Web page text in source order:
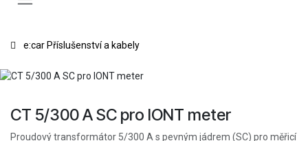
e:car Příslušenství a kabely
CT 5/300 A SC pro IONT meter
Proudový transformátor 5/300 A s pevným jádrem (SC) pro měřicí